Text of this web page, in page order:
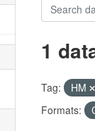
1
Tag: HM
Formats: